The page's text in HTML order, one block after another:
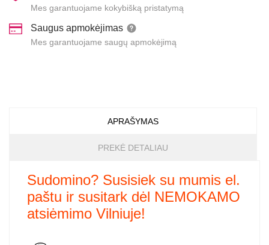
Mes garantuojame kokybišką pristatymą
Saugus apmokėjimas
Mes garantuojame saugų apmokėjimą
APRAŠYMAS
PREKĖ DETALIAU
Sudomino? Susisiek su mumis el.
paštu ir susitark dėl NEMOKAMO
atsiėmimo Vilniuje!